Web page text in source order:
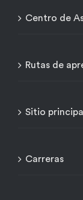
Centro de
Rutas de
Sitio principal
Carreras